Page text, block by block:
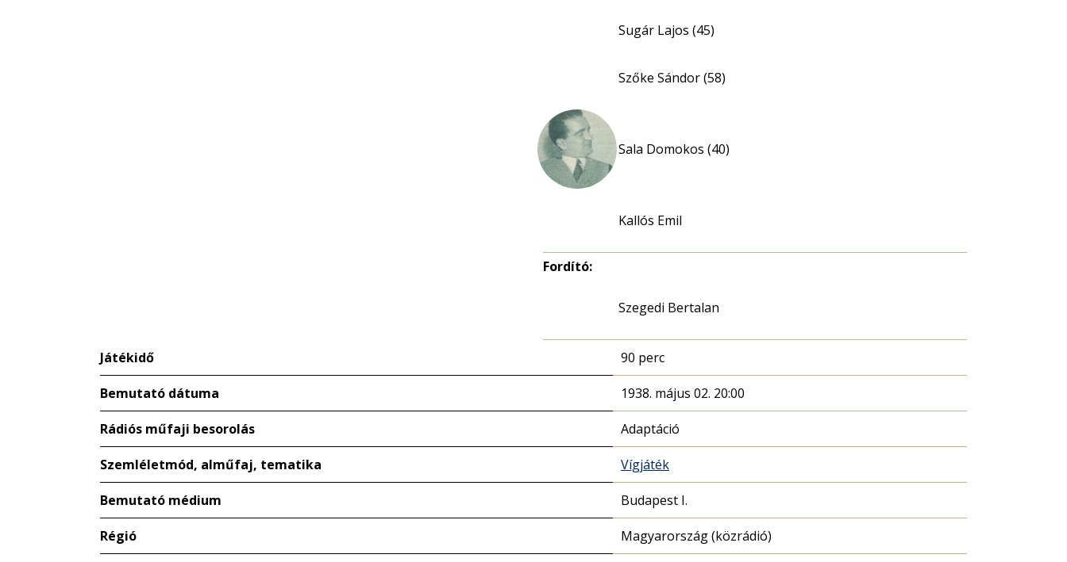
Sugár Lajos (45)
Szőke Sándor (58)
Sala Domokos (40)
Kallós Emil
Fordító:
Szegedi Bertalan
Játékidő 90 perc
Bemutató dátuma 1938. május 02. 20:00
Rádiós műfaji besorolás Adaptáció
Szemléletmód, alműfaj, tematika Vígjáték
Bemutató médium Budapest I.
Régió Magyarország (közrádió)